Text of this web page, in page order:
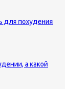
для похудения
а какой